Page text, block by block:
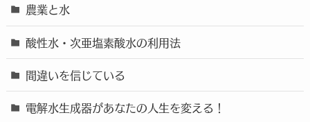
農業と水
酸性水・次亜塩素酸水の利用法
間違いを信じている
電解水生成器があなたの人生を変える！